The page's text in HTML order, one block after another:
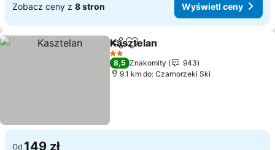
Zobacz ceny z 8 stron Wyświetl ceny
Udostępnij
Dodaj do ulubionych
Kasztelan
2 Kategoria
8,5 Znakomity
943
9.1 km do: Czarnorzeki Ski
Od 149 zł